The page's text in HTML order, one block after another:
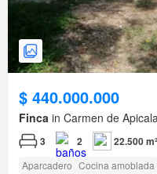
$ 440.000.000
Finca in Carmen de
3 2 22.500 m²
Aparcadero Cocina amoblada